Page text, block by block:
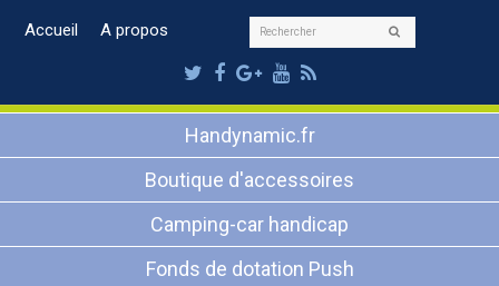
Accueil A propos Rechercher
Twitter
Facebook
Google
Plus
Youtube
RSS
Handynamic.fr
Boutique d'accessoires
Camping-car handicap
Fonds de dotation Push